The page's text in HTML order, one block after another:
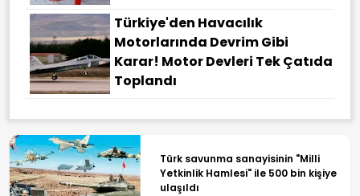
Türkiye'den Havacılık
Motorlarında Devrim Gibi
Karar! Motor Devleri Tek Çatıda
Toplandı
Türk savunma sanayisinin "Milli
Yetkinlik Hamlesi" ile 500 bin kişiye
ulaşıldı